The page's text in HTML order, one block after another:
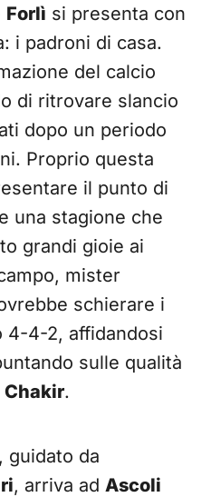
Forlì si presenta con
i padroni di casa.
del calcio
di ritrovare slancio
dopo un periodo
Proprio questa
il punto di
una stagione che
grandi gioie ai
mister
schierare i
4-4-2, affidandosi
sulle qualità
Chakir.
, guidato da
, arriva ad Ascoli